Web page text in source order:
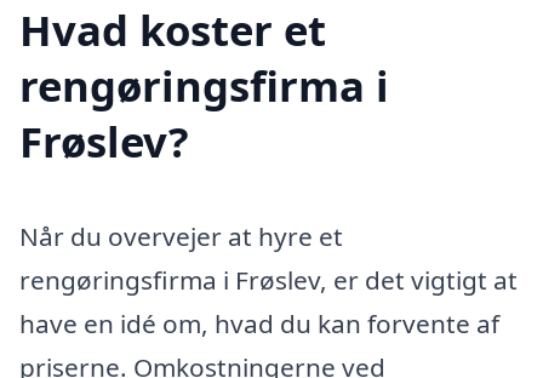
Hvad koster et
rengøringsfirma i
Frøslev?
Når du overvejer at hyre et
rengøringsfirma i Frøslev, er det vigtigt at
have en idé om, hvad du kan forvente af
priserne. Omkostningerne ved